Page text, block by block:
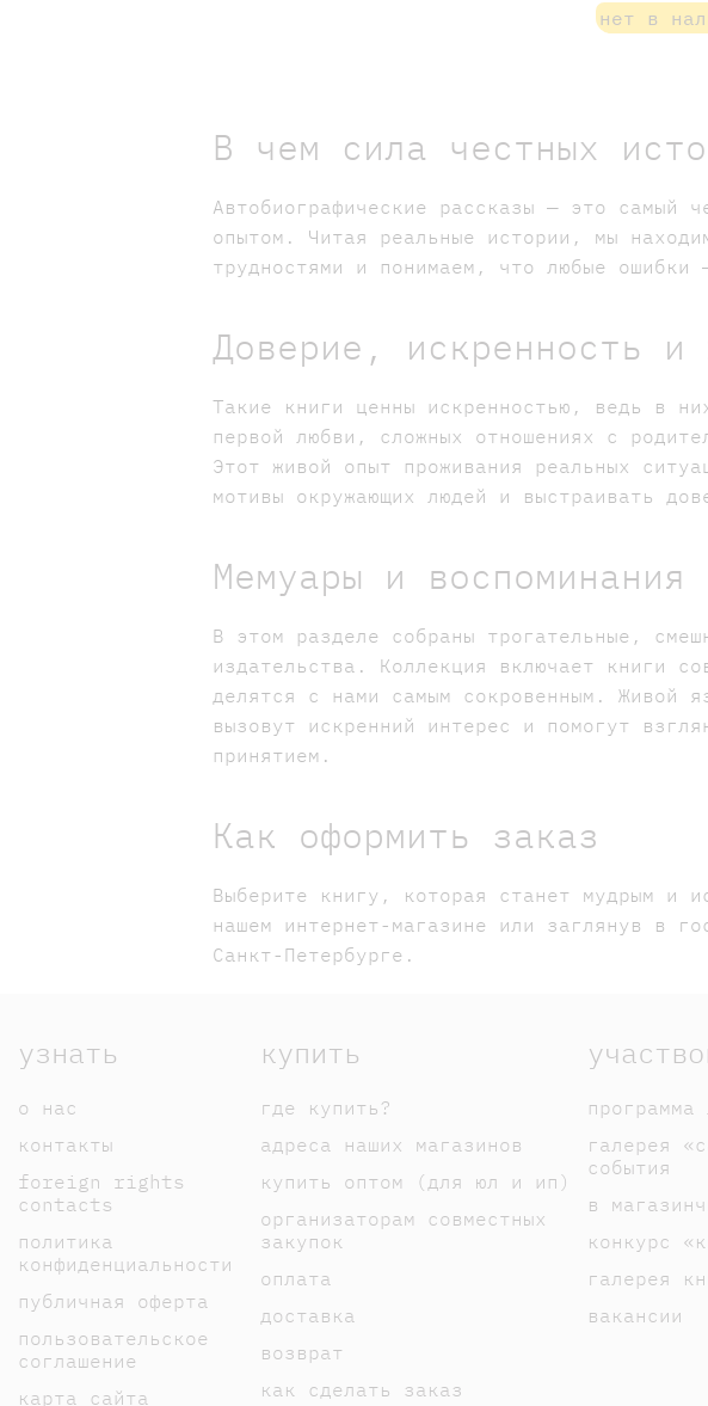
нет в
В чем сила честных
Автобиографические рассказы — это самый
опытом. Читая реальные истории, мы
трудностями и понимаем, что любые
Доверие, искренность и
Такие книги ценны искренностью, ведь в
первой любви, сложных отношениях с
Этот живой опыт проживания реальных
мотивы окружающих людей и выстраивать
Мемуары и воспоминания
В этом разделе собраны трогательные,
издательства. Коллекция включает книги
делятся с нами самым сокровенным. Живой
вызовут искренний интерес и помогут
принятием.
Как оформить заказ
Выберите книгу, которая станет мудрым и
нашем интернет-магазине или заглянув в
Санкт-Петербурге.
узнать
о нас
контакты
foreign rights
contacts
политика
конфиденциальности
публичная оферта
пользовательское
соглашение
карта сайта
купить
где купить?
адреса наших магазинов
купить оптом (для юл и ип)
организаторам совместных
закупок
оплата
доставка
возврат
как сделать заказ
программа
галерея
события
в
конкурс
галерея
вакансии